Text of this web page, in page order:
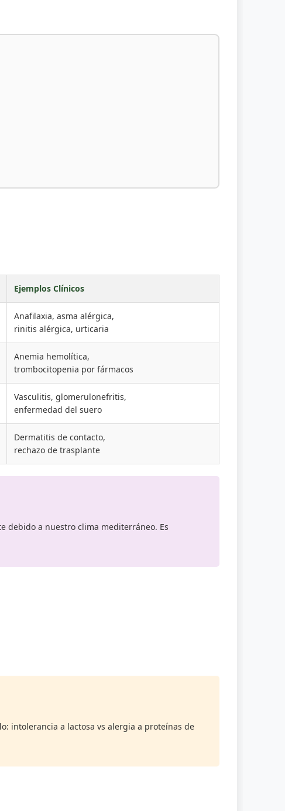
Ejemplos Clínicos
Anafilaxia, asma alérgica,
rinitis alérgica, urticaria
Anemia hemolítica,
trombocitopenia por fármacos
Vasculitis, glomerulonefritis,
enfermedad del suero
Dermatitis de contacto,
rechazo de trasplante
debido a nuestro clima mediterráneo. Es
intolerancia a lactosa vs alergia a proteínas de